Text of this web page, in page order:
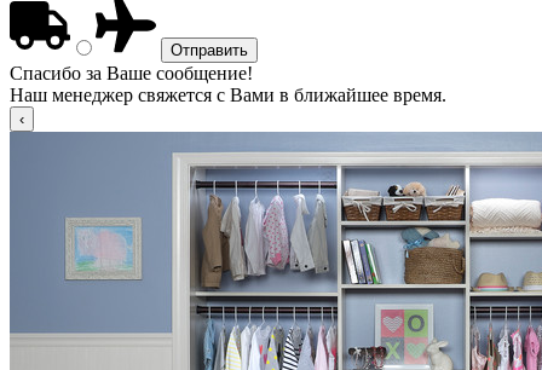
Спасибо за Ваше сообщение!
Наш менеджер свяжется с Вами в ближайшее время.